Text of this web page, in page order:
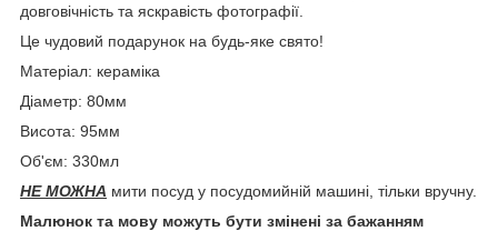
довговічність та яскравість фотографії.
Це чудовий подарунок на будь-яке свято!
Матеріал: кераміка
Діаметр: 80мм
Висота: 95мм
Об'єм: 330мл
НЕ МОЖНА мити посуд у посудомийній машині, тільки вручну.
Малюнок та мову можуть бути змінені за бажанням